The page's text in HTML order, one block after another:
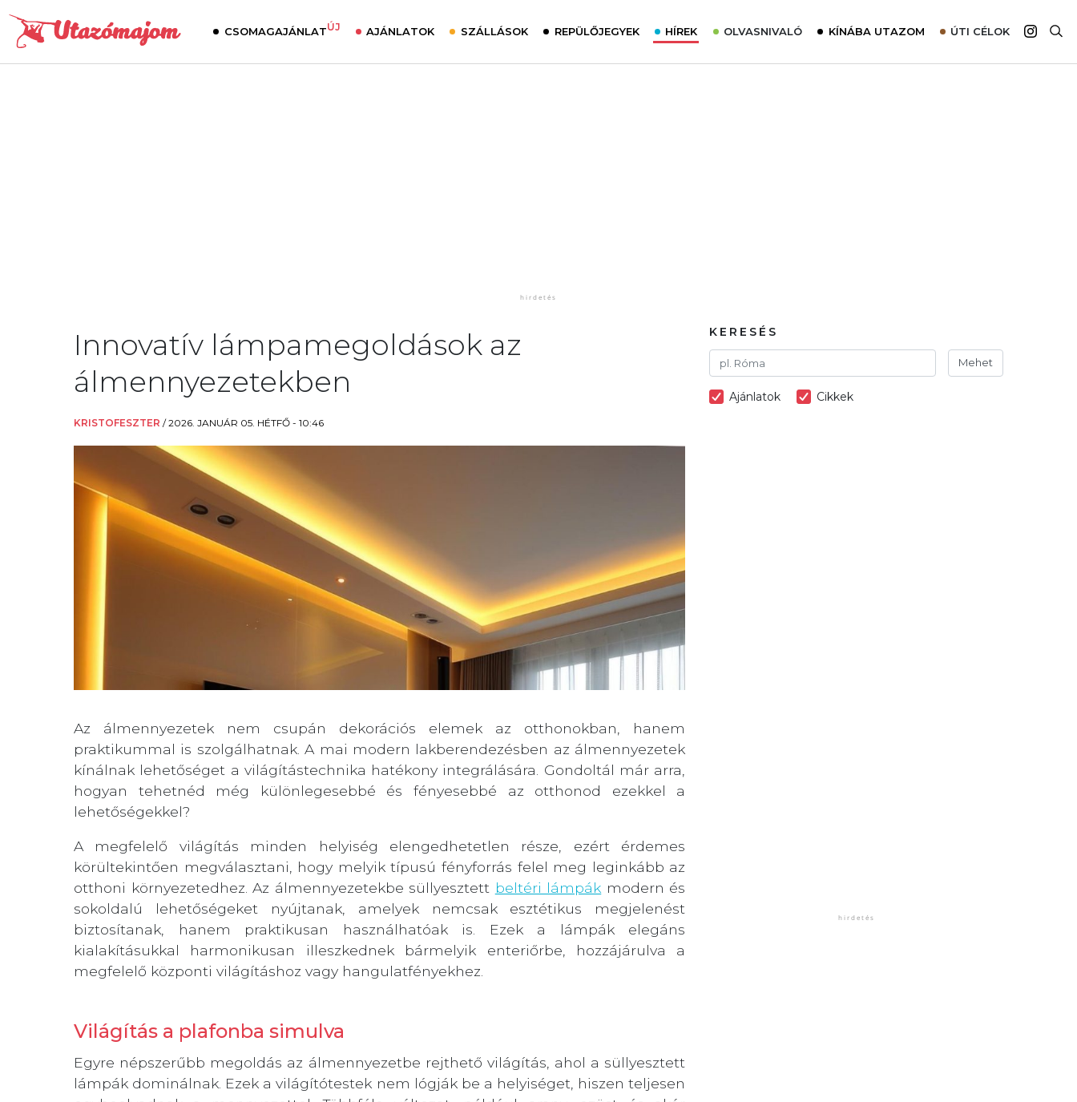
CSOMAGAJÁNLATÚJ AJÁNLATOK SZÁLLÁSOK REPÜLŐJEGYEK HÍREK OLVASNIVALÓ KÍNÁBA UTAZOM ÚTI CÉLOK
Innovatív lámpamegoldások az
álmennyezetekben
KRISTOFESZTER /2026. JANUÁR 05. HÉTFŐ - 10:46
Az álmennyezetek nem csupán dekorációs elemek az otthonokban, hanem
praktikummal is szolgálhatnak. A mai modern lakberendezésben az álmennyezetek
kínálnak lehetőséget a világítástechnika hatékony integrálására. Gondoltál már arra,
hogyan tehetnéd még különlegesebbé és fényesebbé az otthonod ezekkel a
lehetőségekkel?
A megfelelő világítás minden helyiség elengedhetetlen része, ezért érdemes
körültekintően megválasztani, hogy melyik típusú fényforrás felel meg leginkább az
otthoni környezetedhez. Az álmennyezetekbe süllyesztett beltéri lámpák modern és
sokoldalú lehetőségeket nyújtanak, amelyek nemcsak esztétikus megjelenést
biztosítanak, hanem praktikusan használhatóak is. Ezek a lámpák elegáns
kialakításukkal harmonikusan illeszkednek bármelyik enteriőrbe, hozzájárulva a
megfelelő központi világításhoz vagy hangulatfényekhez.
Világítás a plafonba simulva
Egyre népszerűbb megoldás az álmennyezetbe rejthető világítás, ahol a süllyesztett
lámpák dominálnak. Ezek a világítótestek nem lógják be a helyiséget, hiszen teljesen
KERESÉS
Mehet
Ajánlatok Cikkek